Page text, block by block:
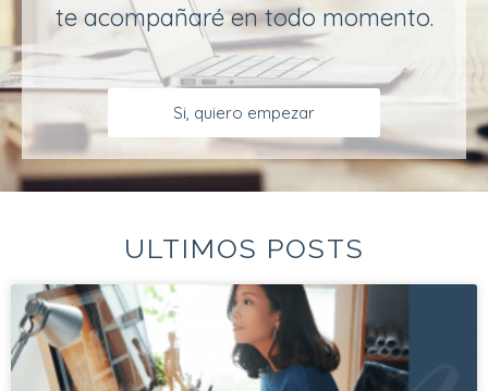
te acompañaré en todo momento.
Si, quiero empezar
ULTIMOS POSTS